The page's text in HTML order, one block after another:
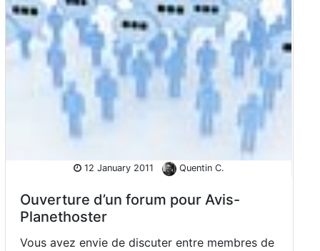
12 January 2011 Quentin C.
Ouverture d’un forum pour Avis-
Planethoster
Vous avez envie de discuter entre membres de